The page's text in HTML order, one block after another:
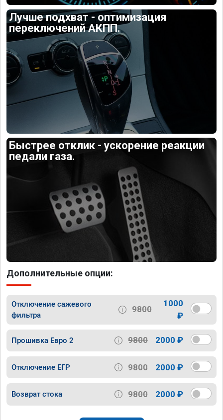
Лучше подхват - оптимизация
переключений АКПП.
Быстрее отклик - ускорение реакции
педали газа.
Дополнительные опции:
Отключение сажевого
фильтра
9800
1000
₽
Прошивка Евро 2 9800 2000 ₽
Отключение ЕГР 9800 2000 ₽
Возврат стока 9800 2000 ₽